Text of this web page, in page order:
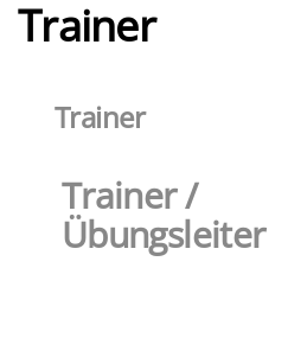
Trainer
Trainer
Trainer /
Übungsleiter